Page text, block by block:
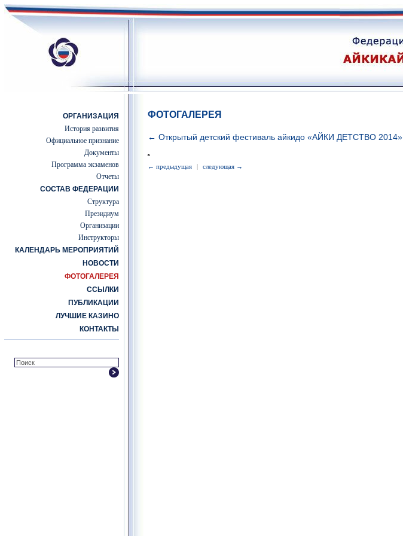
ОРГАНИЗАЦИЯ
История развития
Официальное признание
Документы
Программа экзаменов
Отчеты
СОСТАВ ФЕДЕРАЦИИ
Структура
Президиум
Организации
Инструкторы
КАЛЕНДАРЬ МЕРОПРИЯТИЙ
НОВОСТИ
ФОТОГАЛЕРЕЯ
ССЫЛКИ
ПУБЛИКАЦИИ
ЛУЧШИЕ КАЗИНО
КОНТАКТЫ
ФОТОГАЛЕРЕЯ
← Открытый детский фестиваль айкидо «АЙКИ ДЕТСТВО 2014»
← предыдущая | следующая →